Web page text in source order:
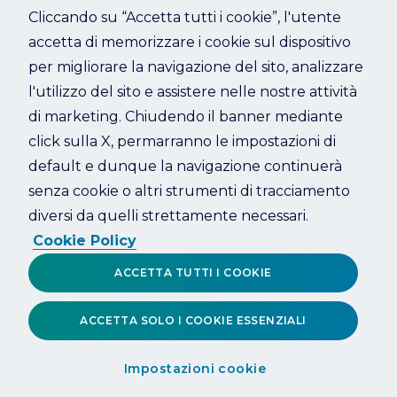
Refresh
Cliccando su “Accetta tutti i cookie”, l'utente
accetta di memorizzare i cookie sul dispositivo
per migliorare la navigazione del sito, analizzare
l'utilizzo del sito e assistere nelle nostre attività
di marketing. Chiudendo il banner mediante
click sulla X, permarranno le impostazioni di
default e dunque la navigazione continuerà
senza cookie o altri strumenti di tracciamento
diversi da quelli strettamente necessari.
Cookie Policy
Impostazioni cookie
ACCETTA SOLO I COOKIE ESSENZIALI
ACCETTA TUTTI I COOKIE